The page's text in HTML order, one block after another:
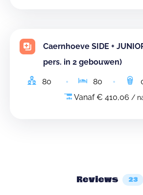
Caernhoeve SIDE +
pers. in 2 gebouwen)
80 80
Vanaf € 410,06 /
Reviews 23